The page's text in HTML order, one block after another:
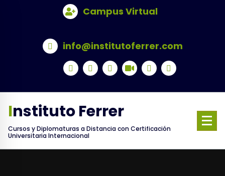
Campus Virtual
info@institutoferrer.com
Instituto Ferrer
Cursos y Diplomaturas a Distancia con Certificación
Universitaria Internacional